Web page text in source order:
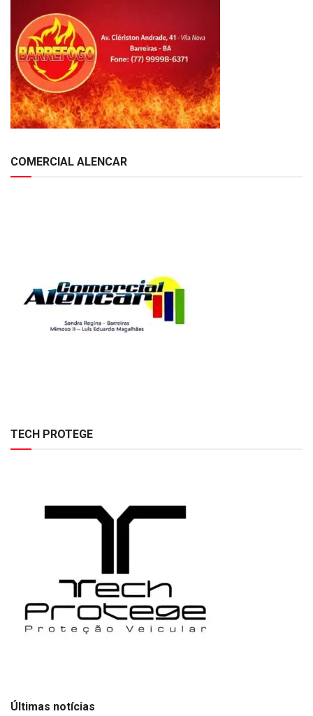
COMERCIAL ALENCAR
TECH PROTEGE
Últimas notícias